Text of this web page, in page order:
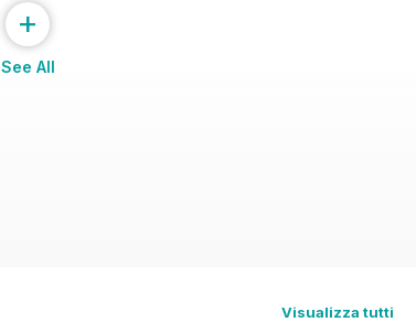
+
See All
Visualizza tutti